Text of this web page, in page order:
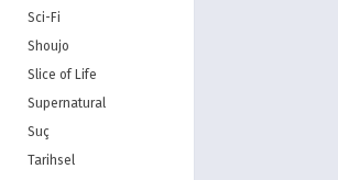
Sci-Fi
Shoujo
Slice of Life
Supernatural
Suç
Tarihsel